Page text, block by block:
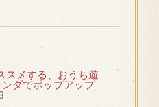
スメする、おうち遊
ダでポップアップ